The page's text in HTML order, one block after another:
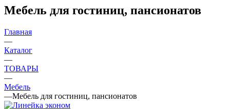
Мебель для гостиниц, пансионатов
Главная
—
Каталог
—
ТОВАРЫ
—
Мебель
—Мебель для гостиниц, пансионатов